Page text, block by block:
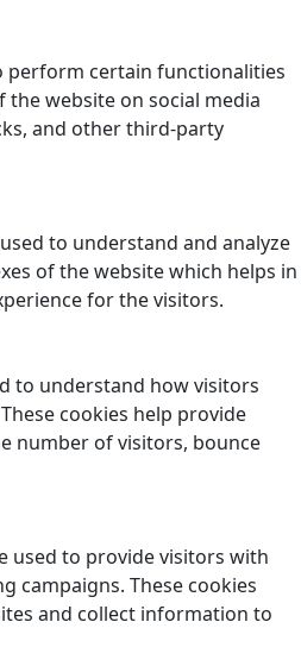
perform certain functionalities
website on social media
and other third-party
to understand and analyze
of the website which helps in
for the visitors.
to understand how visitors
cookies help provide
number of visitors, bounce
used to provide visitors with
campaigns. These cookies
and collect information to